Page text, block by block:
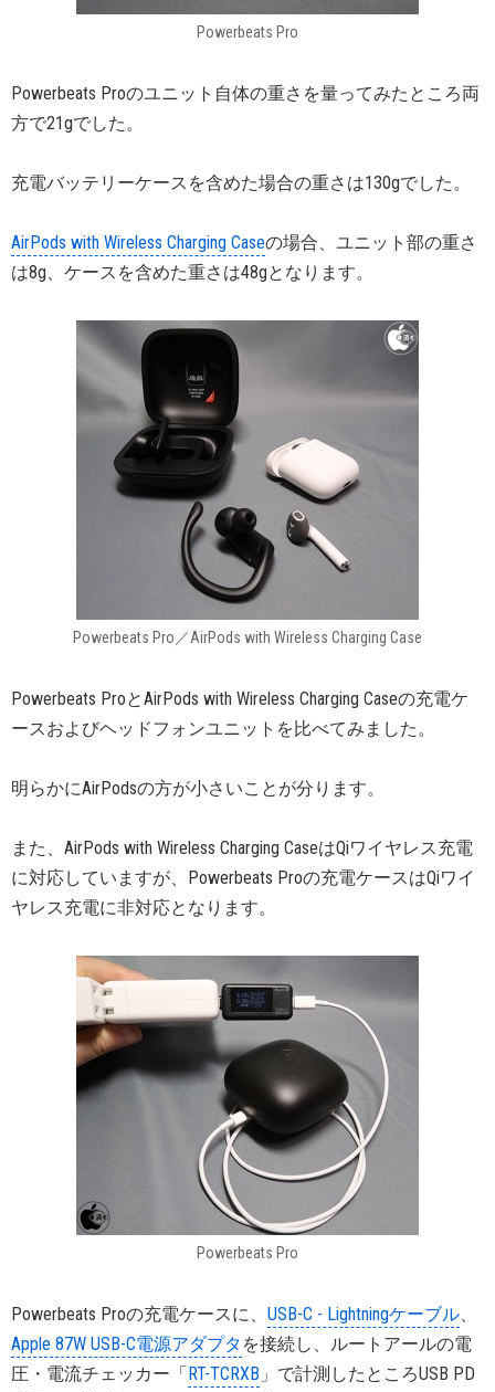
Powerbeats Pro
Powerbeats Proのユニット自体の重さを量ってみたところ両
方で21gでした。
充電バッテリーケースを含めた場合の重さは130gでした。
AirPods with Wireless Charging Caseの場合、ユニット部の重さ
は8g、ケースを含めた重さは48gとなります。
Powerbeats Pro／AirPods with Wireless Charging Case
Powerbeats ProとAirPods with Wireless Charging Caseの充電ケ
ースおよびヘッドフォンユニットを比べてみました。
明らかにAirPodsの方が小さいことが分ります。
また、AirPods with Wireless Charging CaseはQiワイヤレス充電
に対応していますが、Powerbeats Proの充電ケースはQiワイ
ヤレス充電に非対応となります。
Powerbeats Pro
Powerbeats Proの充電ケースに、 USB-C - Lightningケーブル、
Apple 87W USB-C電源アダプタ を接続し、ルートアールの電
圧・電流チェッカー「RT-TCRXB 」で計測したところUSB PD